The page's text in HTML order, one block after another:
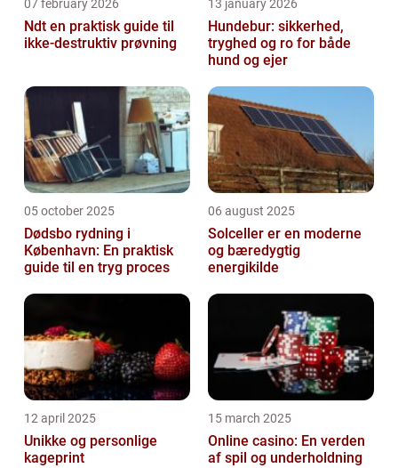
07 february 2026
Ndt en praktisk guide til
ikke-destruktiv prøvning
13 january 2026
Hundebur: sikkerhed,
tryghed og ro for både
hund og ejer
05 october 2025
Dødsbo rydning i
København: En praktisk
guide til en tryg proces
06 august 2025
Solceller er en moderne
og bæredygtig
energikilde
12 april 2025
Unikke og personlige
kageprint
15 march 2025
Online casino: En verden
af spil og underholdning